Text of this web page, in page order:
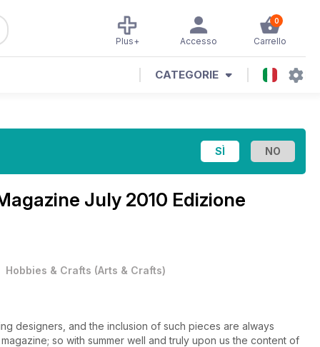
0
Carrello
Accesso
Plus+
CATEGORIE
July 2010 Edizione
Hobbies & Crafts (Arts & Crafts)
designers, and the inclusion of such pieces are always
so with summer well and truly upon us the content of